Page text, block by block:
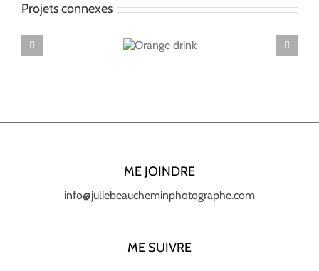
Projets connexes
ME JOINDRE
info@juliebeaucheminphotographe.com
ME SUIVRE